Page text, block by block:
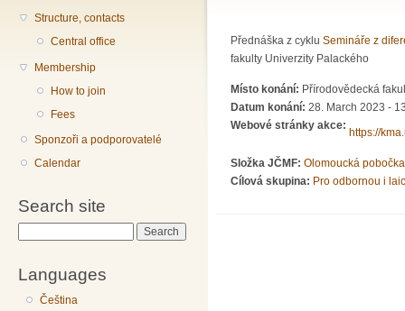
Structure, contacts
Central office
Membership
How to join
Fees
Sponzoři a podporovatelé
Calendar
Search site
Languages
Čeština
Přednáška z cyklu Semináře z
fakulty Univerzity Palackého
Místo konání: Přírodovědecká
Datum konání: 28. March 2023 -
Webové stránky akce:
https://
Složka JČMF: Olomoucká pobočka
Cílová skupina: Pro odbornou i